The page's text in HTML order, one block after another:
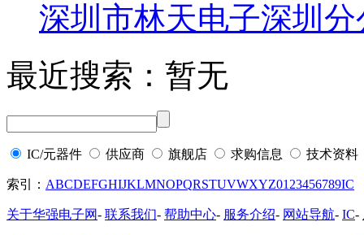
深圳市林天电子深圳分
最近搜索： 暂无
IC/元器件 供应商 旗舰店 求购信息 技术资料
索引： ABCDEFGHIJKLMNOPQRSTUVWXYZ01 23456789IC
关于华强电子网- 联系我们- 帮助中心- 服务介绍- 网站导航- IC-